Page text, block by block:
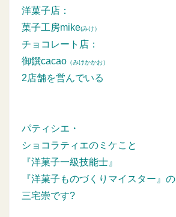
洋菓子店：
菓子工房mike(みけ）
チョコレート店：
御饌cacao （みけかかお）
2店舗を営んでいる
パティシエ・
ショコラティエのミケこと
『洋菓子一級技能士』
『洋菓子ものづくりマイスター』の
三宅崇です?